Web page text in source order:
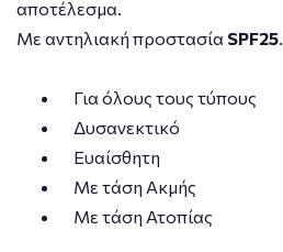
αποτέλεσμα.
Με αντηλιακή προστασία SPF25.
Για όλους τους τύπους
Δυσανεκτικό
Ευαίσθητη
Με τάση Ακμής
Με τάση Ατοπίας